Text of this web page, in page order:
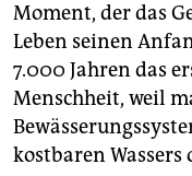
Moment, der das
Leben seinen
7.000 Jahren das
Menschheit, weil
kostbaren